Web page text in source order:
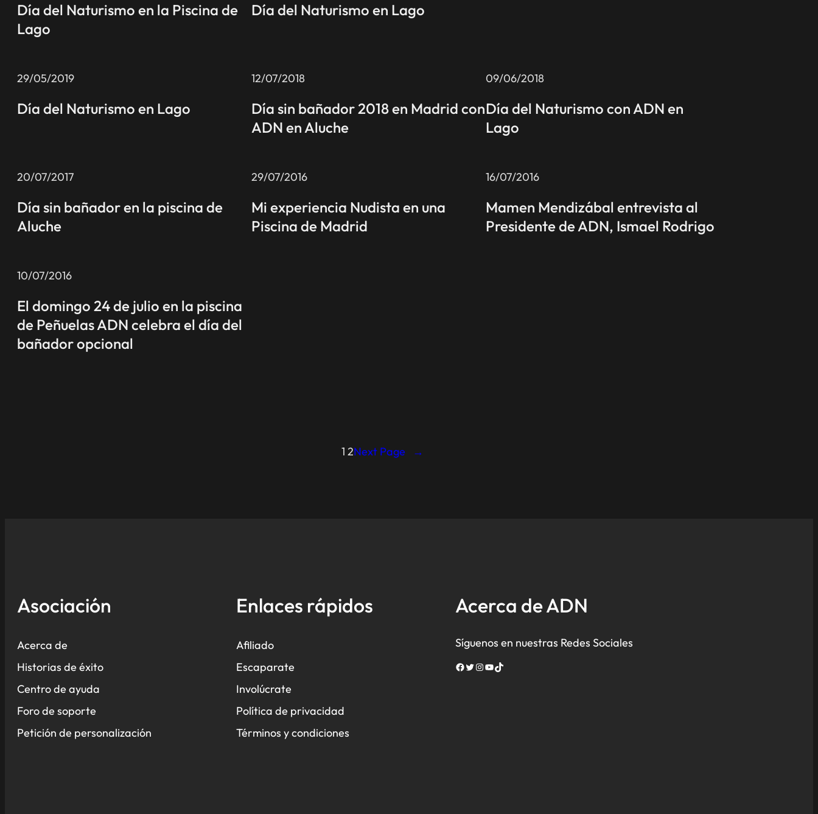
Día del Naturismo en la Piscina de
Lago
Día del Naturismo en Lago
29/05/2019
Día del Naturismo en Lago
12/07/2018
Día sin bañador 2018 en Madrid con
ADN en Aluche
09/06/2018
Día del Naturismo con ADN en
Lago
20/07/2017
Día sin bañador en la piscina de
Aluche
29/07/2016
Mi experiencia Nudista en una
Piscina de Madrid
16/07/2016
Mamen Mendizábal entrevista al
Presidente de ADN, Ismael Rodrigo
10/07/2016
El domingo 24 de julio en la piscina
de Peñuelas ADN celebra el día del
bañador opcional
1 2Next Page →
Asociación
Acerca de
Historias de éxito
Centro de ayuda
Foro de soporte
Petición de personalización
Enlaces rápidos
Afiliado
Escaparate
Involúcrate
Política de privacidad
Términos y condiciones
Acerca de ADN
Síguenos en nuestras Redes Sociales
Facebook
Twitter
Instagram
YouTube
TikTok